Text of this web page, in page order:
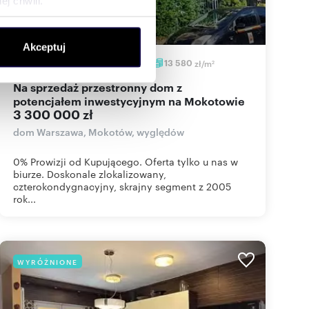
społecznościowym,
od Ciebie lub
Akceptuj
m ha 6 13 580 zł/m2
Na sprzedaż przestronny dom z
potencjałem inwestycyjnym na Mokotowie
3 300 000 zł
dom Warszawa, Mokotów, wyględów
0% Prowizji od Kupującego. Oferta tylko u nas w
biurze. Doskonale zlokalizowany,
czterokondygnacyjny, skrajny segment z 2005
rok...
WYRÓŻNIONE